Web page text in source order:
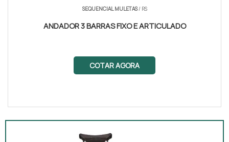
SEQUENCIAL MULETAS/ RS
ANDADOR 3 BARRAS FIXO E ARTICULADO
COTAR AGORA